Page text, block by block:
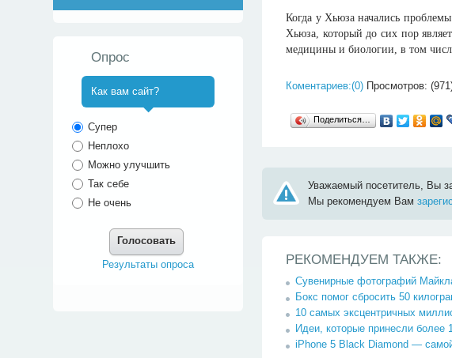
Когда у Хьюза начались
Хьюза, который до сих пор
медицины и биологии, в том
Коментариев:(0) Просмотров:
Поделиться…
Уважаемый посетитель, Вы
Мы рекомендуем Вам
РЕКОМЕНДУЕМ ТАКЖЕ:
Сувенирные фотографий
Бокс помог сбросить 50
10 самых эксцентричных
Идеи, которые принесли более
iPhone 5 Black Diamond —
Опрос
Как вам сайт?
Супер
Неплохо
Можно улучшить
Так себе
Не очень
Голосовать
Результаты опроса